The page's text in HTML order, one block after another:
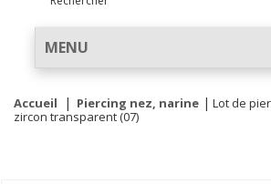
MENU
Accueil Piercing nez, narine
Lot de
zircon transparent (07)